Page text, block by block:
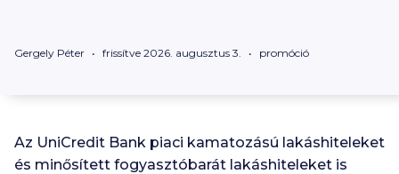
Gergely Péter frissítve 2026. augusztus 3. promóció
Az UniCredit Bank piaci kamatozású lakáshiteleket
és minősített fogyasztóbarát lakáshiteleket is